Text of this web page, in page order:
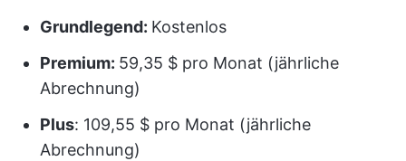
Grundlegend: Kostenlos
Premium: 59,35 $ pro Monat (jährliche
Abrechnung)
Plus: 109,55 $ pro Monat (jährliche
Abrechnung)